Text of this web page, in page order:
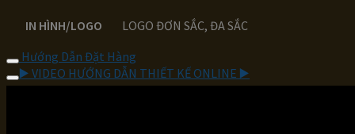
IN HÌNH/LOGO
LOGO ĐƠN SẮC, ĐA SẮC
Hướng Dẫn Đặt Hàng
▶️ VIDEO HƯỚNG DẪN THIẾT KẾ ONLINE ▶️